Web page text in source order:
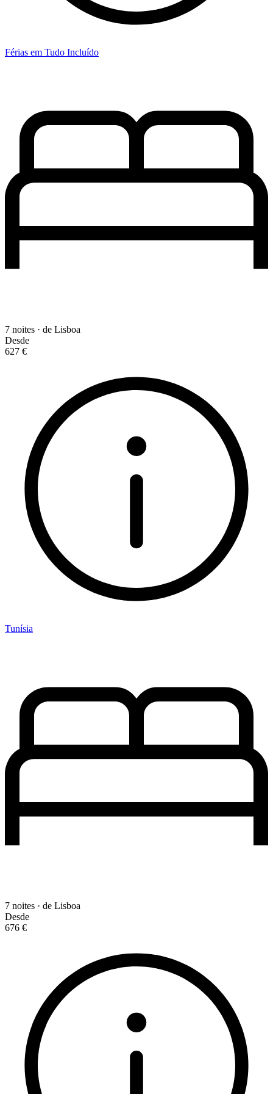
Férias em Tudo Incluído
7 noites · de Lisboa
Desde
627 €
Tunísia
7 noites · de Lisboa
Desde
676 €